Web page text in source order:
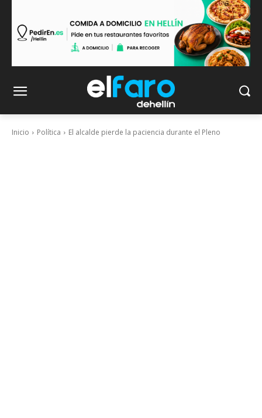
Inicio Política El alcalde pierde la paciencia durante el Pleno